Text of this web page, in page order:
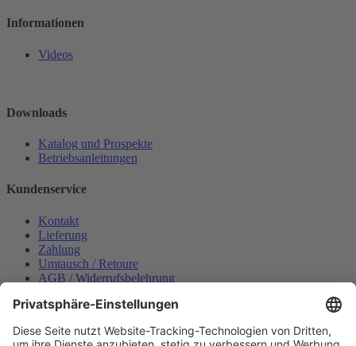
Informationen
Videos
Downloads
Katalog und Prospekte
Betriebsanleitungen
Kundenservice
Kontakt
Lieferung
Zahlung
Umtausch / Retoure
AGB / Widerrufsbelehrung
Datenschutzerklärung
Bestellung widerrufen